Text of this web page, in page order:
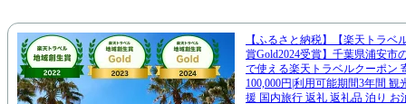
【ふるさと納税】【楽天トラベ
賞Gold2024受賞】千葉県浦安市
で使える楽天トラベルクーポン
100,000円|利用可能期間3年間 観
援 国内旅行 返礼 返礼品 泊り お